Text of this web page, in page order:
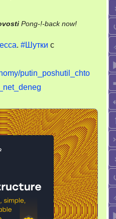
Pong-!-back now!on
пресса.
серьёзным
лицом
. #Шутки с
putin_poshutil_chto